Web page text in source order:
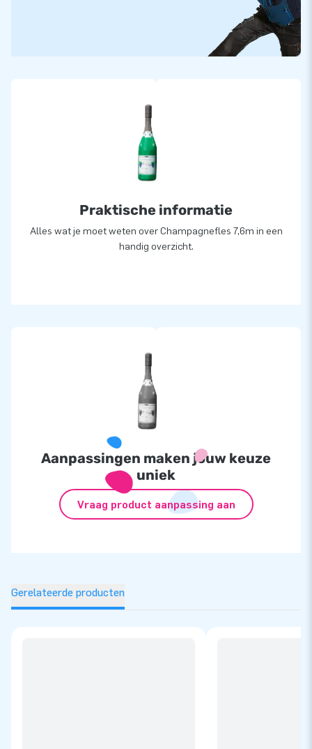
logistiek medewerkers zorgt voor unieke opblaaspoppen.
Plus onze goede service en levering van hoog niveau: daarom
695,- Excl. BTW
Art. 4,5m: 04.030.010.001
Art. 7,6m: 04.030.010.003
Praktische informatie
Alles wat je moet weten over Champagnefles 7,6m in een
handig overzicht.
Aanpassingen maken jouw keuze
uniek
Vraag product aanpassing aan
Gerelateerde producten